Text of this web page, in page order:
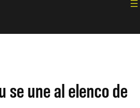
se une al elenco de